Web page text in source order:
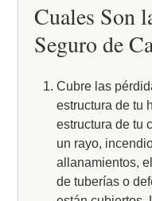
Cuales Son
Seguro de
Cubre las
estructura de tu
estructura de tu
un rayo,
allanamientos,
de tuberías o